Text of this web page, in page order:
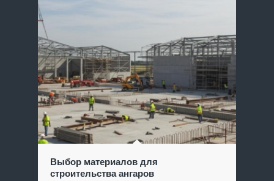
Выбор материалов для
строительства ангаров